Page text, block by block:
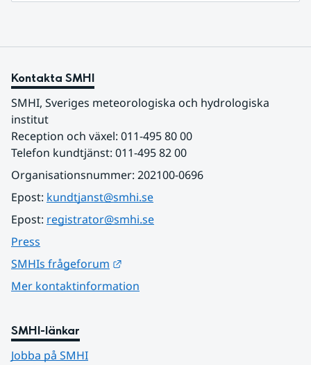
Kontakta SMHI
SMHI, Sveriges meteorologiska och hydrologiska
institut
Reception och växel: 011-495 80 00
Telefon kundtjänst: 011-495 82 00
Organisationsnummer: 202100-0696
Epost: kundtjanst@smhi.se
Epost: registrator@smhi.se
Press
SMHIs frågeforum
Mer kontaktinformation
SMHI-länkar
Jobba på SMHI